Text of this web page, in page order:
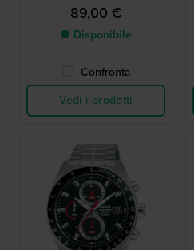
89,00 €
● Disponibile
Confronta
Vedi i prodotti